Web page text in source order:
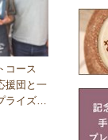
コース
援団と一
ライズで